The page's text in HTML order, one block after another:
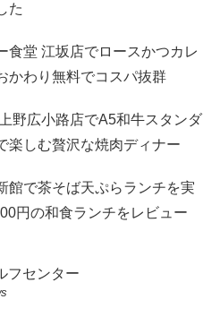
た
食堂 江坂店でロースかつカレ
かわり無料でコスパ抜群
野広小路店でA5和牛スタンダ
楽しむ贅沢な焼肉ディナー
館で茶そば天ぷらランチを実
円の和食ランチをレビュー
フセンター